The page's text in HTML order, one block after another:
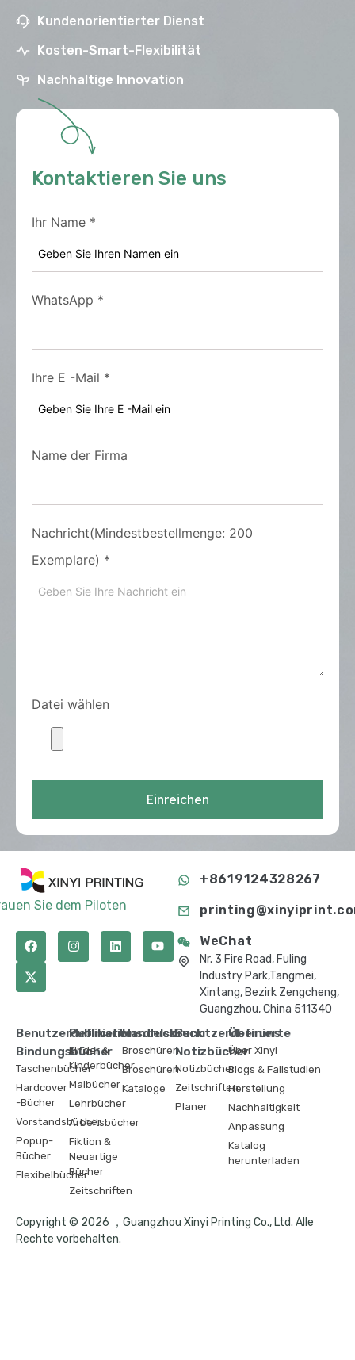
Kundenorientierter Dienst
Kosten-Smart-Flexibilität
Nachhaltige Innovation
Kontaktieren Sie uns
Ihr Name *
WhatsApp *
Ihre E -Mail *
Name der Firma
Nachricht(Mindestbestellmenge: 200
Exemplare) *
Datei wählen
Einreichen
Sie dem Piloten
+8619124328267
WeChat
Nr. 3 Fire Road, Fuling
Industry Park,Tangmei,
Xintang, Bezirk Zengcheng,
Guangzhou, China 511340
Benutzerdefinierte
Bindungsbücher
Taschenbücher
Hardcover
-Bücher
Vorstandsbücher
Popup-
Bücher
Flexibelbücher
Publikationsdruck
Kinder &
Kinderbücher
Malbücher
Lehrbücher
Arbeitsbücher
Fiktion &
Neuartige
Bücher
Zeitschriften
Handelsdruck
Broschüren
Broschüren
Kataloge
Benutzerdefinierte
Notizbücher
Notizbücher
Zeitschriften
Planer
Über uns
Über Xinyi
Blogs & Fallstudien
Herstellung
Nachhaltigkeit
Anpassung
Katalog
herunterladen
Copyright © 2026 ，Guangzhou Xinyi Printing Co., Ltd. Alle
Rechte vorbehalten.